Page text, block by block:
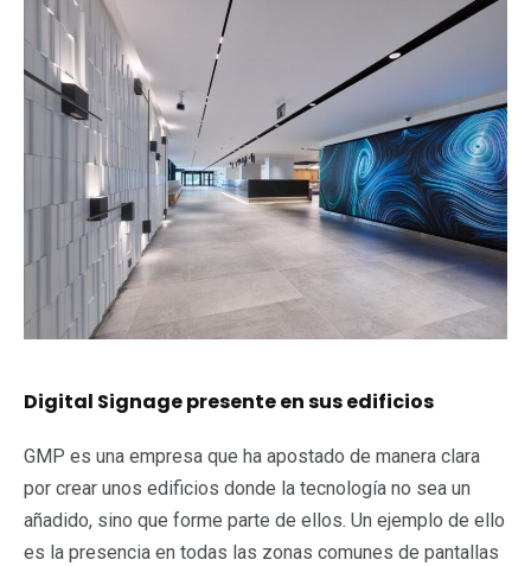
Digital Signage presente en sus edificios
GMP es una empresa que ha apostado de manera clara
por crear unos edificios donde la tecnología no sea un
añadido, sino que forme parte de ellos. Un ejemplo de ello
es la presencia en todas las zonas comunes de pantallas